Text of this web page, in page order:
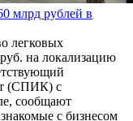
млрд рублей в
легковых
на локализацию
(СПИК) с
сообщают
с бизнесом